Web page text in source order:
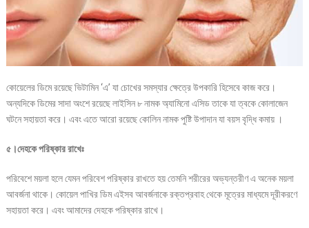
কোয়েলের ডিমে রয়েছে ভিটামিন ‘এ’ যা চোখের সমস্যার ক্ষেত্রে উপকারি হিসেবে কাজ করে।
অন্যদিকে ডিমের সাদা অংশে রয়েছে লাইসিন ৮ নামক অ্যামিনো এসিড তাকে যা ত্বকে কোলাজেন
ঘটনে সহায়তা করে। এবং এতে আরো রয়েছে কোলিন নামক পুষ্টি উপাদান যা বয়স বৃদ্ধি কমায় ।
৫।দেহকে পরিষ্কার রাখেঃ
পরিবেশে ময়লা হলে যেমন পরিবেশ পরিষ্কার রাখতে হয় তেমনি শরীরের অভ্যন্তরীণ এ অনেক ময়লা
আবর্জনা থাকে। কোয়েল পাখির ডিম এইসব আবর্জনাকে রক্তপ্রবাহ থেকে মূত্রের মাধ্যমে দূরীকরণে
সহায়তা করে। এবং আমাদের দেহকে পরিষ্কার রাখে।